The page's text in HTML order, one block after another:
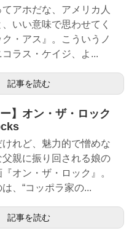
アホだな、アメリカ人
いい意味で思わせてく
・アス』。こういうノ
ラス・ケイジ、よ...
記事を読む
】オン・ザ・ロック
れど、魅力的で憎めな
親に振り回される娘の
オン・ザ・ロック』。
、“コッポラ家の...
記事を読む